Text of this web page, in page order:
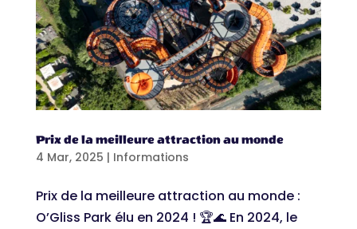
Prix de la meilleure attraction au monde
4 Mar, 2025 | Informations
Prix de la meilleure attraction au monde :
O’Gliss Park élu en 2024 ! 🏆🌊 En 2024, le